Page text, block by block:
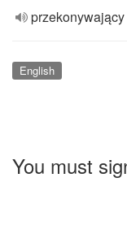
przekonywający
English
You must